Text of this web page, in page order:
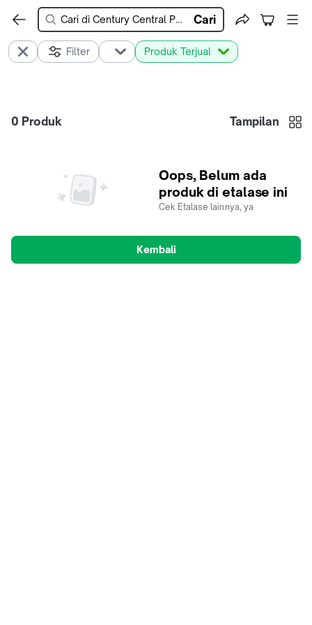
Cari
Filter Produk Terjual
0 Produk Tampilan
Oops, Belum ada
produk di etalase ini
Cek Etalase lainnya, ya
Kembali